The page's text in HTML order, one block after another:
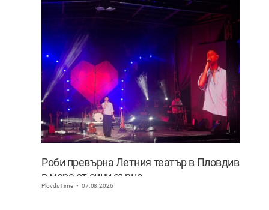
Роби превърна Летния театър в Пловдив
в море от сини сърца
PlovdivTime 07.08.2026